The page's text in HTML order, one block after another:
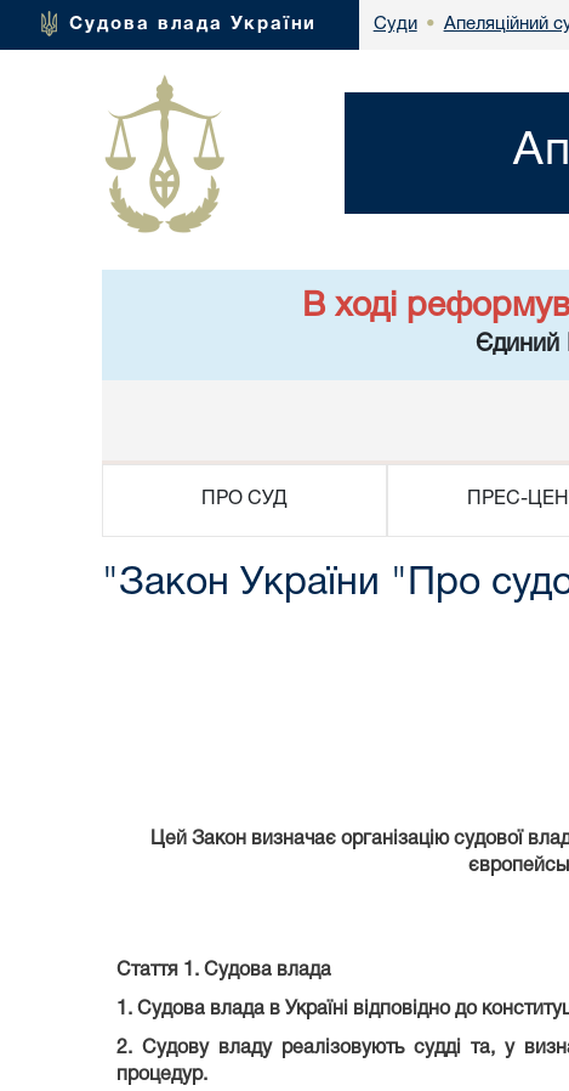
Судова влада України Суди • Апеляційний
В ході
Єдиний
ПРО СУД ПРЕС-
"Закон України "Про
Цей Закон визначає організацію судової
Стаття 1. Судова влада
1. Судова влада в Україні відповідно до
2. Судову владу реалізовують судді та, у
процедур.